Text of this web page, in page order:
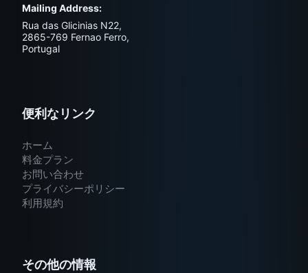
Mailing Address:
Rua das Glicinias N22,
2865-769 Fernao Ferro,
Portugal
便利なリンク
ホーム
料金プラン
お問い合わせ
プライバシーポリシー
利用規約
その他の情報